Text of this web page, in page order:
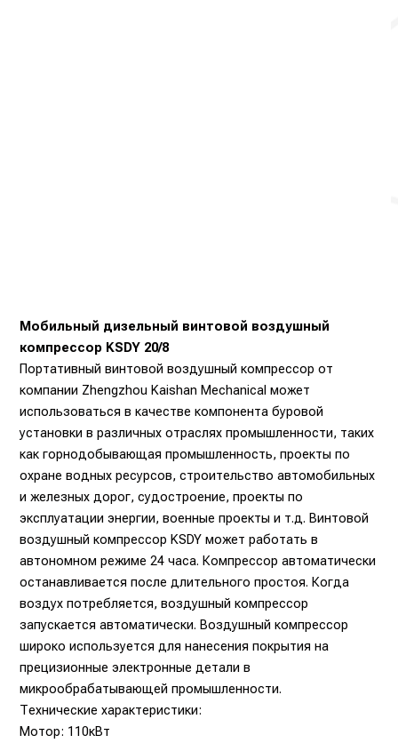
Мобильный дизельный винтовой воздушный
компрессор KSDY 20/8
Портативный винтовой воздушный компрессор от
компании Zhengzhou Kaishan Mechanical может
использоваться в качестве компонента буровой
установки в различных отраслях промышленности, таких
как горнодобывающая промышленность, проекты по
охране водных ресурсов, строительство автомобильных
и железных дорог, судостроение, проекты по
эксплуатации энергии, военные проекты и т.д. Винтовой
воздушный компрессор KSDY может работать в
автономном режиме 24 часа. Компрессор автоматически
останавливается после длительного простоя. Когда
воздух потребляется, воздушный компрессор
запускается автоматически. Воздушный компрессор
широко используется для нанесения покрытия на
прецизионные электронные детали в
микрообрабатывающей промышленности.
Технические характеристики:
Мотор: 110кВт